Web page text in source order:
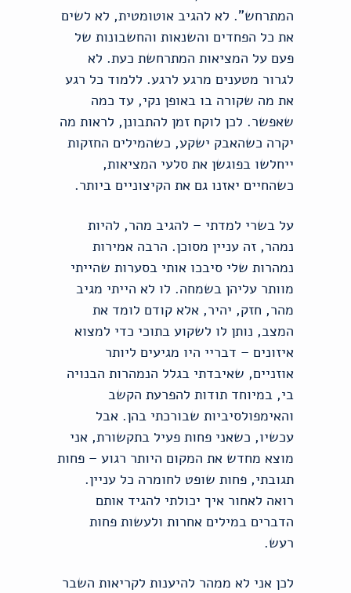
המתרחש". לא להגיב אוטומטית, לא לשים
את כל הפחדים והשנאות והחשבונות של
פעם על המציאות המתרחשת כעת. לא
לגרור מטענים מרגע לרגע. ללמוד כל רגע
את מה שקורה בו באופן נקי, עד כמה
שאפשר. לכן לוקח זמן להתבונן, לראות מה
יקרה כשהאבק ישקע, כשהמילים החזקות
ייחלשו בפוגשן את סלעי המציאות,
כשהחיים יאזנו גם את הקיצוניים ביותר.
על בשרי למדתי – להגיב מהר, להיות
נמהר, זה עניין מסוכן. הרבה אמירות
נמהרות שלי סיבכו אותי בסערות שהייתי
מוותר עליהן בשמחה. לו לא הייתי מגיב
מהר, חזק, יהיר, אלא קודם לומד את
המצב, נותן לו לשקוע בתוכי כדי למצוא
איזונים – דבריי היו מגיעים ליותר
אוזניים, שאיבדתי בגלל הנמהרות הבנויה
בי, במיוחד תודות להפרעת הקשב
והאימפולסיביות שבורכתי בהן. אבל
עכשיו, כשאני פחות פעיל בתקשורת, אני
מוצא מחדש את המקום היותר רגוע – פחות
תגובתי, פחות שופט לחומרה כל עניין.
רואה לאחור איך יכולתי להגיד אותם
הדברים במילים אחרות ולעשות פחות
רעש.
לכן אני לא ממהר להיענות לקריאות השבר